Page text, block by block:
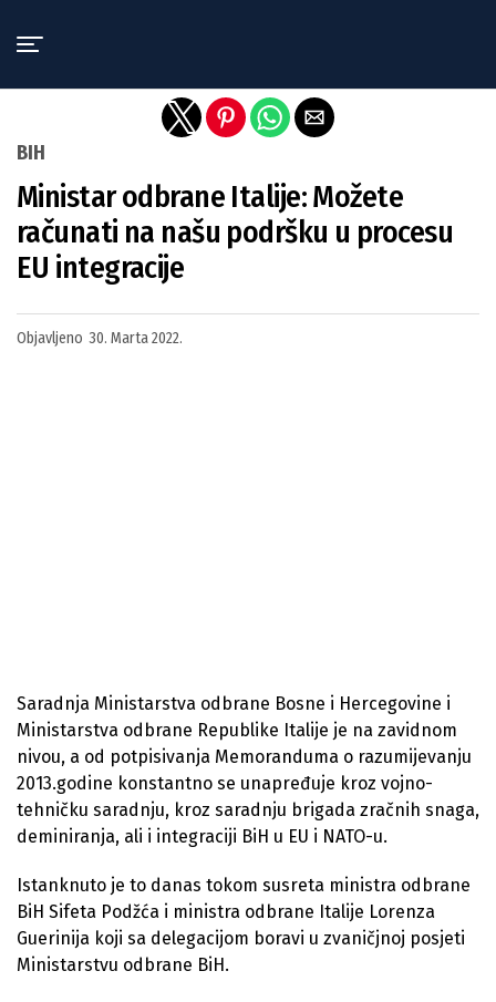
BIH
Ministar odbrane Italije: Možete
računati na našu podršku u procesu
EU integracije
Objavljeno 30. Marta 2022.
Saradnja Ministarstva odbrane Bosne i Hercegovine i
Ministarstva odbrane Republike Italije je na zavidnom
nivou, a od potpisivanja Memoranduma o razumijevanju
2013.godine konstantno se unapređuje kroz vojno-
tehničku saradnju, kroz saradnju brigada zračnih snaga,
deminiranja, ali i integraciji BiH u EU i NATO-u.
Istanknuto je to danas tokom susreta ministra odbrane
BiH Sifeta Podžća i ministra odbrane Italije Lorenza
Guerinija koji sa delegacijom boravi u zvaničjnoj posjeti
Ministarstvu odbrane BiH.